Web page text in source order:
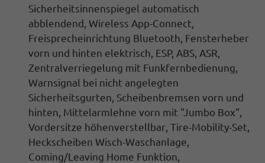
Sicherheitsinnenspiegel automatisch
abblendend, Wireless App-Connect,
Freisprecheinrichtung Bluetooth, Fensterheber
vorn und hinten elektrisch, ESP, ABS, ASR,
Zentralverriegelung mit Funkfernbedienung
Warnsignal bei nicht angelegten
Sicherheitsgurten, Scheibenbremsen vorn und
hinten, Mittelarmlehne vorn mit "Jumbo Box",
Vordersitze höhenverstellbar , Tire-Mobility-Set,
Heckscheiben Wisch-Waschanlage,
Coming/Leaving Home Funktion,